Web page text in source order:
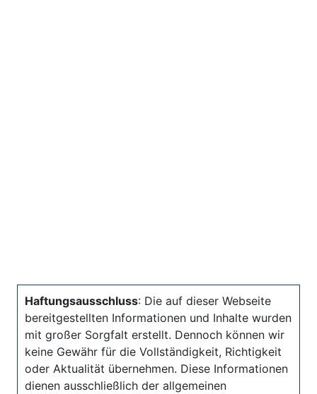
Haftungsausschluss: Die auf dieser Webseite
bereitgestellten Informationen und Inhalte wurden
mit großer Sorgfalt erstellt. Dennoch können wir
keine Gewähr für die Vollständigkeit, Richtigkeit
oder Aktualität übernehmen. Diese Informationen
dienen ausschließlich der allgemeinen